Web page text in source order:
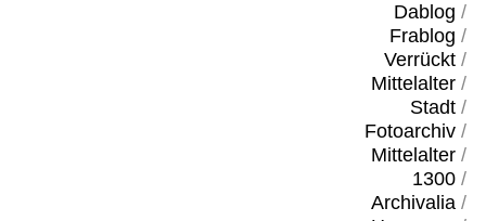
Dablog /
Frablog /
Verrückt/
Mittelalter/
Stadt/
Fotoarchiv/
Mittelalter/
1300/
Archivalia/